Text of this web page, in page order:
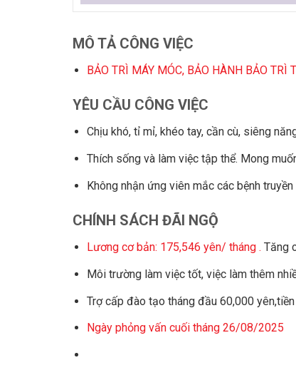
MÔ TẢ CÔNG VIỆC
BẢO TRÌ MÁY MÓC, BẢO HÀNH BẢO TRÌ
YÊU CẦU CÔNG VIỆC
Chịu khó, tỉ mỉ, khéo tay, cần cù, siêng
Thích sống và làm việc tập thể. Mong
Không nhận ứng viên mắc các bệnh truyền
CHÍNH SÁCH ĐÃI NGỘ
Lương cơ bản: 175,546 yên/ tháng . Tăng
Môi trường làm việc tốt, việc làm thêm
Trợ cấp đào tạo tháng đầu 60,000
Ngày phỏng vấn cuối tháng 26/08/2025